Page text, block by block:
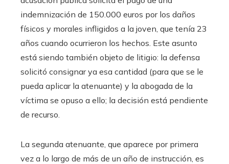
indemnización de 150.000 euros por los daños
físicos y morales infligidos a la joven, que tenía 23
años cuando ocurrieron los hechos. Este asunto
está siendo también objeto de litigio: la defensa
solicitó consignar ya esa cantidad (para que se le
pueda aplicar la atenuante) y la abogada de la
víctima se opuso a ello; la decisión está pendiente
de recurso.
La segunda atenuante, que aparece por primera
vez a lo largo de más de un año de instrucción, es